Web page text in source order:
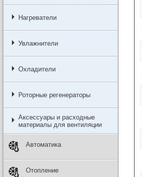
Нагреватели
Увлажнители
Охладители
Роторные регенераторы
Аксессуары и расходные
материалы для вентиляции
Автоматика
Отопление